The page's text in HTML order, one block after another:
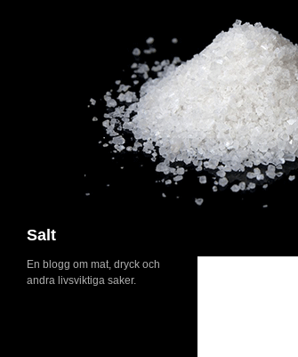
Salt
En blogg om mat, dryck och
andra livsviktiga saker.